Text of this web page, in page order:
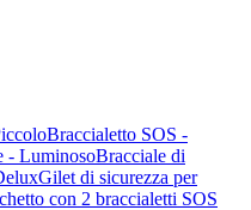
Braccialetto SOS -
- LuminosoBracciale di
Gilet di sicurezza per
con 2 braccialetti SOS